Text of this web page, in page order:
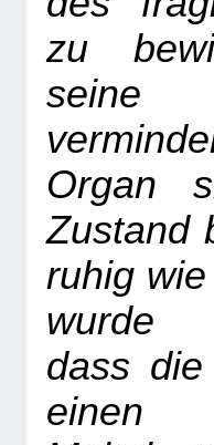
zu
Organ
Zustand
ruhig
wurde
dass die
einen